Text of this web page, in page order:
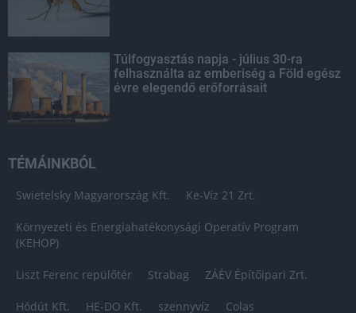
Túlfogyasztás napja - július 30-ra
felhasználta az emberiség a Föld egész
évre elegendő erőforrásait
TÉMÁINKBÓL
Swietelsky Magyarország Kft. Ke-Víz 21 Zrt.
Környezeti és Energiahatékonysági Operatív Program
(KEHOP)
Liszt Ferenc repülőtér Strabag ZÁÉV Építőipari Zrt.
Hódút Kft. HE-DO Kft. szennyvíz Colas